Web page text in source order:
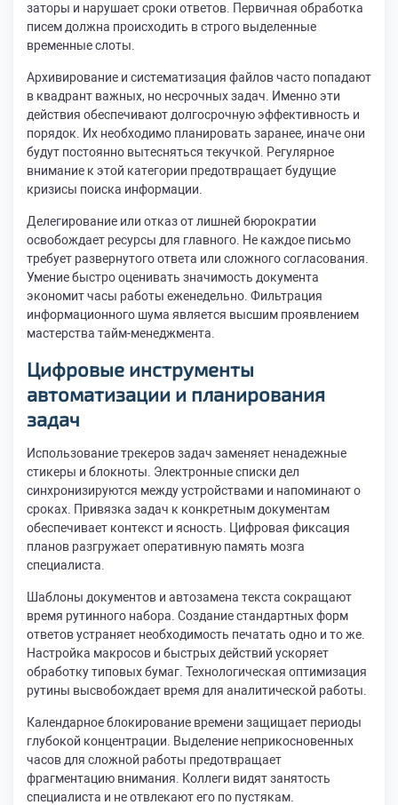
заторы и нарушает сроки ответов. Первичная обработка
писем должна происходить в строго выделенные
временные слоты.
Архивирование и систематизация файлов часто попадают
в квадрант важных, но несрочных задач. Именно эти
действия обеспечивают долгосрочную эффективность и
порядок. Их необходимо планировать заранее, иначе они
будут постоянно вытесняться текучкой. Регулярное
внимание к этой категории предотвращает будущие
кризисы поиска информации.
Делегирование или отказ от лишней бюрократии
освобождает ресурсы для главного. Не каждое письмо
требует развернутого ответа или сложного согласования.
Умение быстро оценивать значимость документа
экономит часы работы еженедельно. Фильтрация
информационного шума является высшим проявлением
мастерства тайм-менеджмента.
Цифровые инструменты
автоматизации и планирования
задач
Использование трекеров задач заменяет ненадежные
стикеры и блокноты. Электронные списки дел
синхронизируются между устройствами и напоминают о
сроках. Привязка задач к конкретным документам
обеспечивает контекст и ясность. Цифровая фиксация
планов разгружает оперативную память мозга
специалиста.
Шаблоны документов и автозамена текста сокращают
время рутинного набора. Создание стандартных форм
ответов устраняет необходимость печатать одно и то же.
Настройка макросов и быстрых действий ускоряет
обработку типовых бумаг. Технологическая оптимизация
рутины высвобождает время для аналитической работы.
Календарное блокирование времени защищает периоды
глубокой концентрации. Выделение неприкосновенных
часов для сложной работы предотвращает
фрагментацию внимания. Коллеги видят занятость
специалиста и не отвлекают его по пустякам.